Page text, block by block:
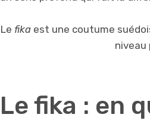
Le fikaest une coutume
niveau
Le fika : en